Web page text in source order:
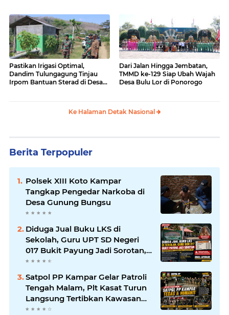
Pastikan Irigasi Optimal,
Dandim Tulungagung Tinjau
Irpom Bantuan Sterad di Desa
Dari Jalan Hingga Jembatan,
TMMD ke-129 Siap Ubah Wajah
Desa Bulu Lor di Ponorogo
Ke Halaman Detak Nasional
Berita Terpopuler
Polsek XIII Koto Kampar
Tangkap Pengedar Narkoba di
Desa Gunung Bungsu
Diduga Jual Buku LKS di
Sekolah, Guru UPT SD Negeri
017 Bukit Payung Jadi Sorotan,
Disdikpora Kampar Tegaskan
Tidak Pernah Beri Izin
Satpol PP Kampar Gelar Patroli
Tengah Malam, Plt Kasat Turun
Langsung Tertibkan Kawasan
Publik dan Warung Karaoke